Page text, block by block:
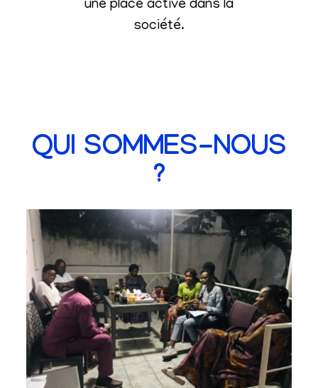
une place active dans la
société.
QUI SOMMES-NOUS
?